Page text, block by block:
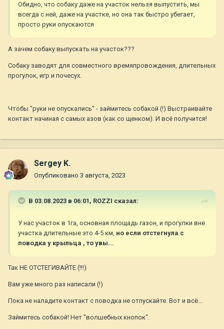
Обидно, что собаку даже на участок нельзя выпустить, мы
всегда с ней, даже на участке, но она так быстро убегает,
просто руки опускаются
А зачем собаку выпускать на участок???
Собаку заводят для совместного времяпровождения, длительных
прогулок, игр и почесух.
Чтобы "руки не опускались" - займитесь собакой (!) Выстраивайте
контакт начиная с самых азов (как со щенком). И всё получится!
Sergey K.
Опубликовано 3 августа, 2023
В 03.08.2023 в 06:01, ROZZI сказал:
У нас участок в 1га, основная площадь газон, и прогулки вне
участка длительные это 4-5 км, но если отстегнула с
поводка у крыльца , то увы...
Так НЕ ОТСТЕГИВАЙТЕ (!!!)
Вам уже много раз написали (!)
Пока не наладите контакт с поводка не отпускайте. Вот и всё...
Займитесь собакой! Нет "волшебных кнопок".